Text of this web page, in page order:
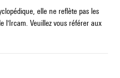
elle ne reflète pas les
l'Ircam. Veuillez vous référer aux